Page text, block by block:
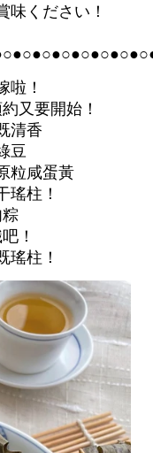
味ください！
啦！
又要開始！
清香
豆
粒咸蛋黃
瑤柱！
！
瑤柱！